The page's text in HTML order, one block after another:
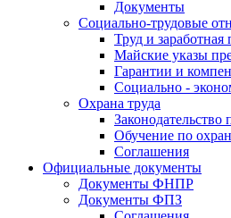
Документы
Социально-трудовые
Труд и заработная
Майские указы
Гарантии и
Социально -
Охрана труда
Законодательство
Обучение по
Соглашения
Официальные документы
Документы ФНПР
Документы ФПЗ